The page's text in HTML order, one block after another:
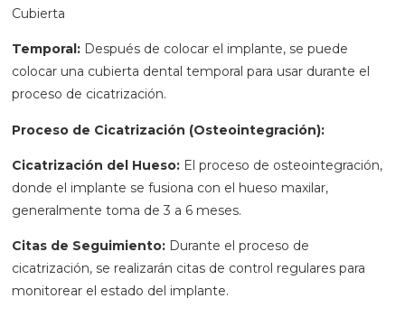
Cubierta
Temporal: Después de colocar el implante, se puede
colocar una cubierta dental temporal para usar durante el
proceso de cicatrización.
Proceso de Cicatrización (Osteointegración):
Cicatrización del Hueso: El proceso de osteointegración,
donde el implante se fusiona con el hueso maxilar,
generalmente toma de 3 a 6 meses.
Citas de Seguimiento: Durante el proceso de
cicatrización, se realizarán citas de control regulares para
monitorear el estado del implante.